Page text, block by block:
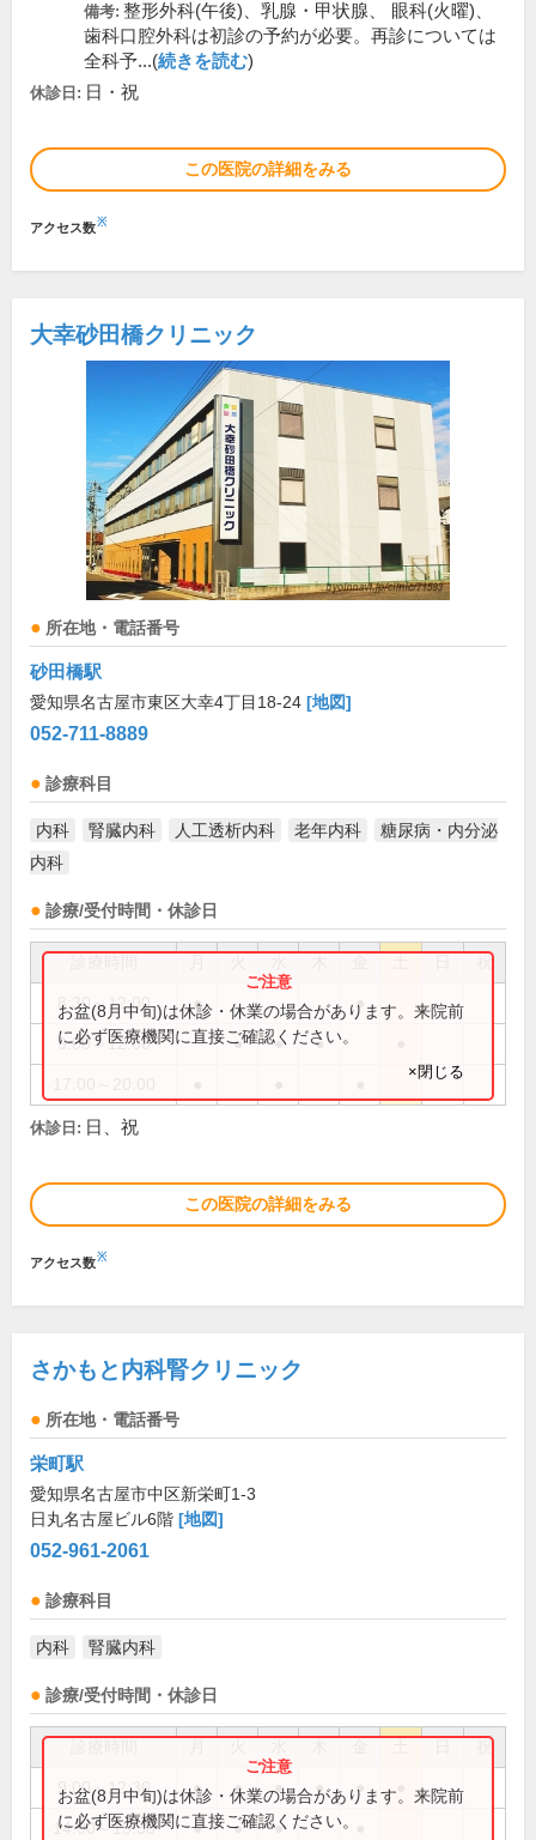
備考: 整形外科(午後)、乳腺・甲状腺、 眼科(火曜)、
歯科口腔外科は初診の予約が必要。再診については
全科予...(続きを読む)
休診日: 日・祝
この医院の詳細をみる
アクセス数※
大幸砂田橋クリニック
所在地・電話番号
砂田橋駅
愛知県名古屋市東区大幸4丁目18-24 [地図]
052-711-8889
診療科目
内科 腎臓内科 人工透析内科 老年内科
糖尿病・内分泌
内科
診療/受付時間・休診日
祝
8:30～12:00 ● ●
9:00～12:00 ● ● ●
お盆(8月中旬)は休診・休業の場合があります。来院前
に必ず医療機関に直接ご確認ください。
×閉じる
休診日: 日、祝
この医院の詳細をみる
アクセス数※
さかもと内科腎クリニック
所在地・電話番号
栄町駅
愛知県名古屋市中区新栄町1-3
日丸名古屋ビル6階 [地図]
052-961-2061
診療科目
内科 腎臓内科
診療/受付時間・休診日
祝
9:00～12:30 ● ● ● ● ●
14:00～15:30 ● ● ●
お盆(8月中旬)は休診・休業の場合があります。来院前
に必ず医療機関に直接ご確認ください。